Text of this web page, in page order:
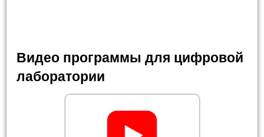
Видео программы для цифровой
лаборатории